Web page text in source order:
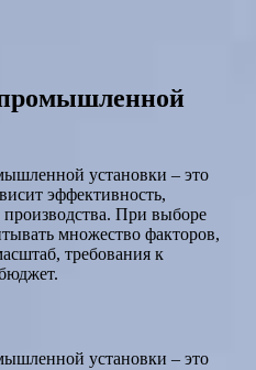
установки – это
эффективность,
производства. При выборе
множество факторов,
требования к
установки – это